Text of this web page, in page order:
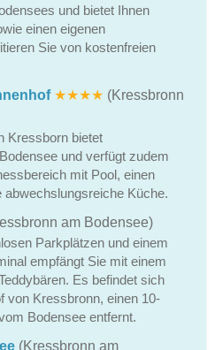
und bietet Ihnen
einen eigenen
Sie von kostenfreien
★★★★ (Kressbronn
Kressborn bietet
und verfügt zudem
mit Pool, einen
abwechslungsreiche Küche.
am Bodensee)
Parkplätzen und einem
empfängt Sie mit einem
Es befindet sich
von Kressbronn, einen 10-
Bodensee entfernt.
(Kressbronn am